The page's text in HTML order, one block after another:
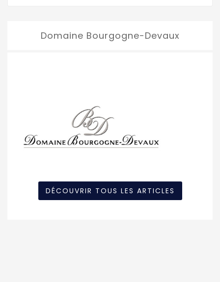
Domaine Bourgogne-Devaux
DÉCOUVRIR TOUS LES ARTICLES